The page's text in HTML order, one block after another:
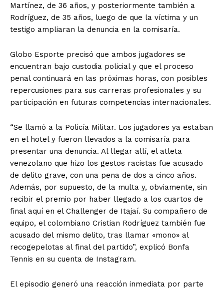
Martínez, de 36 años, y posteriormente también a
Rodríguez, de 35 años, luego de que la víctima y un
testigo ampliaran la denuncia en la comisaría.
Globo Esporte precisó que ambos jugadores se
encuentran bajo custodia policial y que el proceso
penal continuará en las próximas horas, con posibles
repercusiones para sus carreras profesionales y su
participación en futuras competencias internacionales.
“Se llamó a la Policía Militar. Los jugadores ya estaban
en el hotel y fueron llevados a la comisaría para
presentar una denuncia. Al llegar allí, el atleta
venezolano que hizo los gestos racistas fue acusado
de delito grave, con una pena de dos a cinco años.
Además, por supuesto, de la multa y, obviamente, sin
recibir el premio por haber llegado a los cuartos de
final aquí en el Challenger de Itajaí. Su compañero de
equipo, el colombiano Cristian Rodríguez también fue
acusado del mismo delito, tras llamar «mono» al
recogepelotas al final del partido”, explicó Bonfa
Tennis en su cuenta de Instagram.
El episodio generó una reacción inmediata por parte